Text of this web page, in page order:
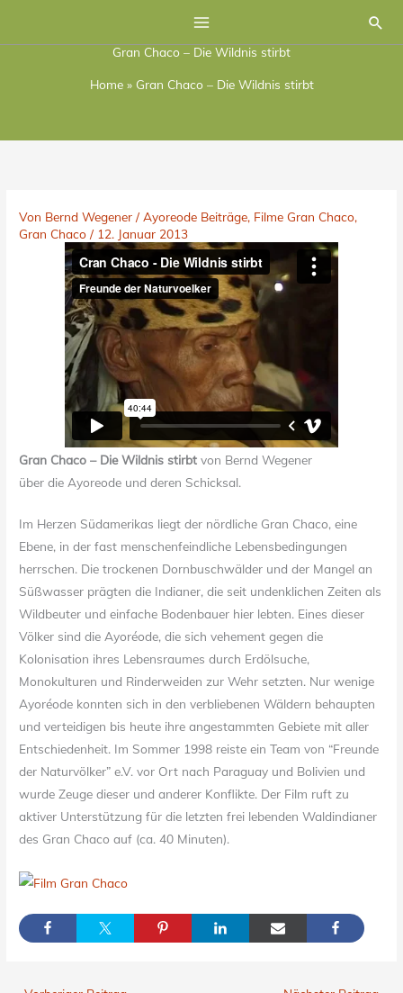
Gran Chaco – Die Wildnis stirbt
Home » Gran Chaco – Die Wildnis stirbt
Von Bernd Wegener/Ayoreode Beiträge, Filme Gran Chaco,
Gran Chaco / 12. Januar 2013
Gran Chaco – Die Wildnis stirbt von Bernd Wegener
über die Ayoreode und deren Schicksal.
Im Herzen Südamerikas liegt der nördliche Gran Chaco, eine
Ebene, in der fast menschenfeindliche Lebensbedingungen
herrschen. Die trockenen Dornbuschwälder und der Mangel an
Süßwasser prägten die Indianer, die seit undenklichen Zeiten als
Wildbeuter und einfache Bodenbauer hier lebten. Eines dieser
Völker sind die Ayoréode, die sich vehement gegen die
Kolonisation ihres Lebensraumes durch Erdölsuche,
Monokulturen und Rinderweiden zur Wehr setzten. Nur wenige
Ayoréode konnten sich in den verbliebenen Wäldern behaupten
und verteidigen bis heute ihre angestammten Gebiete mit aller
Entschiedenheit. Im Sommer 1998 reiste ein Team von “Freunde
der Naturvölker” e.V. vor Ort nach Paraguay und Bolivien und
wurde Zeuge dieser und anderer Konflikte. Der Film ruft zu
aktiver Unterstützung für die letzten frei lebenden Waldindianer
des Gran Chaco auf (ca. 40 Minuten).